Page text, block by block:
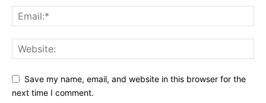
Save my name, email, and website in this browser for the
next time I comment.